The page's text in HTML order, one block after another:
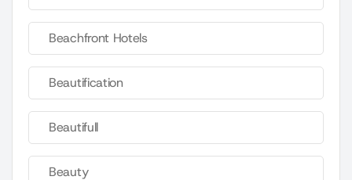
Beachfront Hotels
Beautification
Beautifull
Beauty